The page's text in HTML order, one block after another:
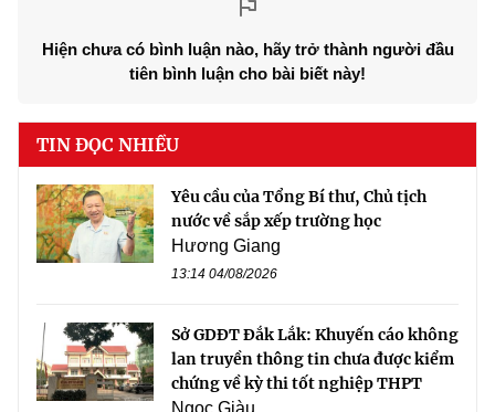
Hiện chưa có bình luận nào, hãy trở thành người đầu
tiên bình luận cho bài biết này!
TIN ĐỌC NHIỀU
Yêu cầu của Tổng Bí thư, Chủ tịch
nước về sắp xếp trường học
Hương Giang
13:14 04/08/2026
Sở GDĐT Đắk Lắk: Khuyến cáo không
lan truyền thông tin chưa được kiểm
chứng về kỳ thi tốt nghiệp THPT